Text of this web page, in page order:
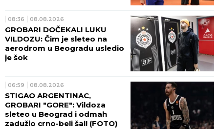
08:36 08.08.2026
GROBARI DOČEKALI LUKU
VILDOZU: Čim je sleteo na
aerodrom u Beogradu usledio
je šok
06:59 08.08.2026
STIGAO ARGENTINAC,
GROBARI "GORE": Vildoza
sleteo u Beograd i odmah
zadužio crno-beli šal! (FOTO)